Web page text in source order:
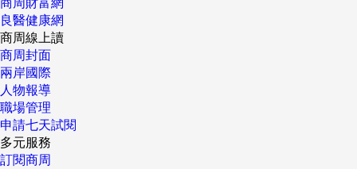
良醫健康網
商周線上讀
商周封面
兩岸國際
人物報導
職場管理
申請七天試閱
多元服務
訂閱商周